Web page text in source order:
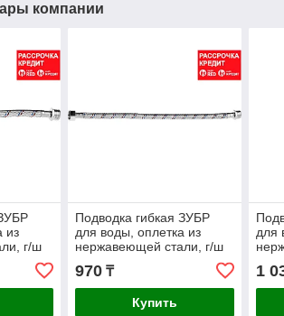
компании
из
г/ш
Подводка гибкая ЗУБР
для воды, оплетка из
нержавеющей стали, г/ш
040)
970₸
Купить
для
050)
1